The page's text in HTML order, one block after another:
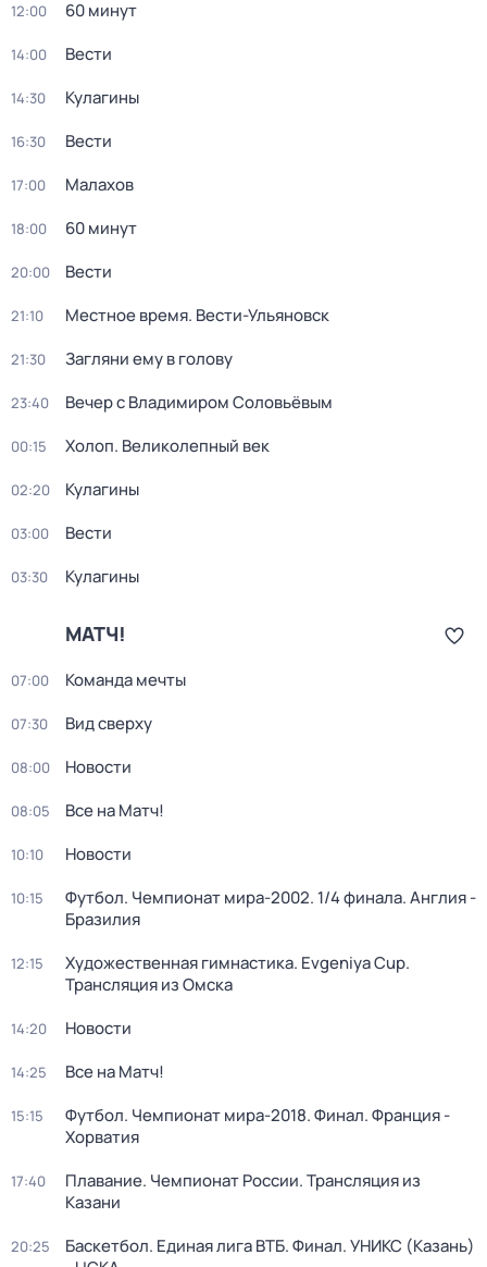
12:00 60 минут
14:00 Вести
14:30 Кулагины
16:30 Вести
17:00 Малахов
18:00 60 минут
20:00 Вести
21:10 Местное время. Вести-Ульяновск
21:30 Загляни ему в голову
23:40 Вечер с Владимиром Соловьёвым
00:15 Холоп. Великолепный век
02:20 Кулагины
03:00 Вести
03:30 Кулагины
МАТЧ!
07:00 Команда мечты
07:30 Вид сверху
08:00 Новости
08:05 Все на Матч!
10:10 Новости
10:15
Футбол. Чемпионат мира-2002. 1/4 финала. Англия -
Бразилия
12:15
Художественная гимнастика. Evgeniya Cup.
Трансляция из Омска
14:20 Новости
14:25 Все на Матч!
15:15
Футбол. Чемпионат мира-2018. Финал. Франция -
Хорватия
17:40
Плавание. Чемпионат России. Трансляция из
Казани
20:25
Баскетбол. Единая лига ВТБ. Финал. УНИКС (Казань)